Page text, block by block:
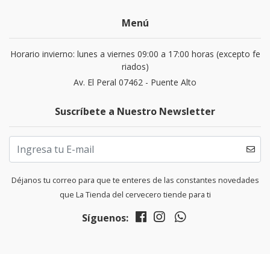
Menú
Horario invierno: lunes a viernes 09:00 a 17:00 horas (excepto fe
riados)
Av. El Peral 07462 - Puente Alto
Suscríbete a Nuestro Newsletter
Déjanos tu correo para que te enteres de las constantes novedades
que La Tienda del cervecero tiende para ti
Síguenos: